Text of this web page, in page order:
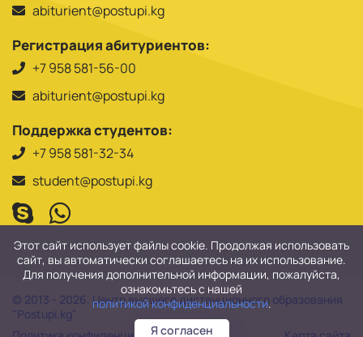
abiturient@postupi.kg
Регистрация абитуриентов:
+7 958 581-56-00
abiturient@postupi.kg
Поддержка студентов:
+7 958 581-32-34
student@postupi.kg
© 2013 - 2026. Центр высшего дистанционного образования
"Postupi.kg"
Этот сайт использует файлы cookie. Продолжая использовать
сайт, вы автоматически соглашаетесь на их использование.
Для получения дополнительной информации, пожалуйста,
ознакомьтесь с нашей
политикой конфиденциальности.
Я согласен